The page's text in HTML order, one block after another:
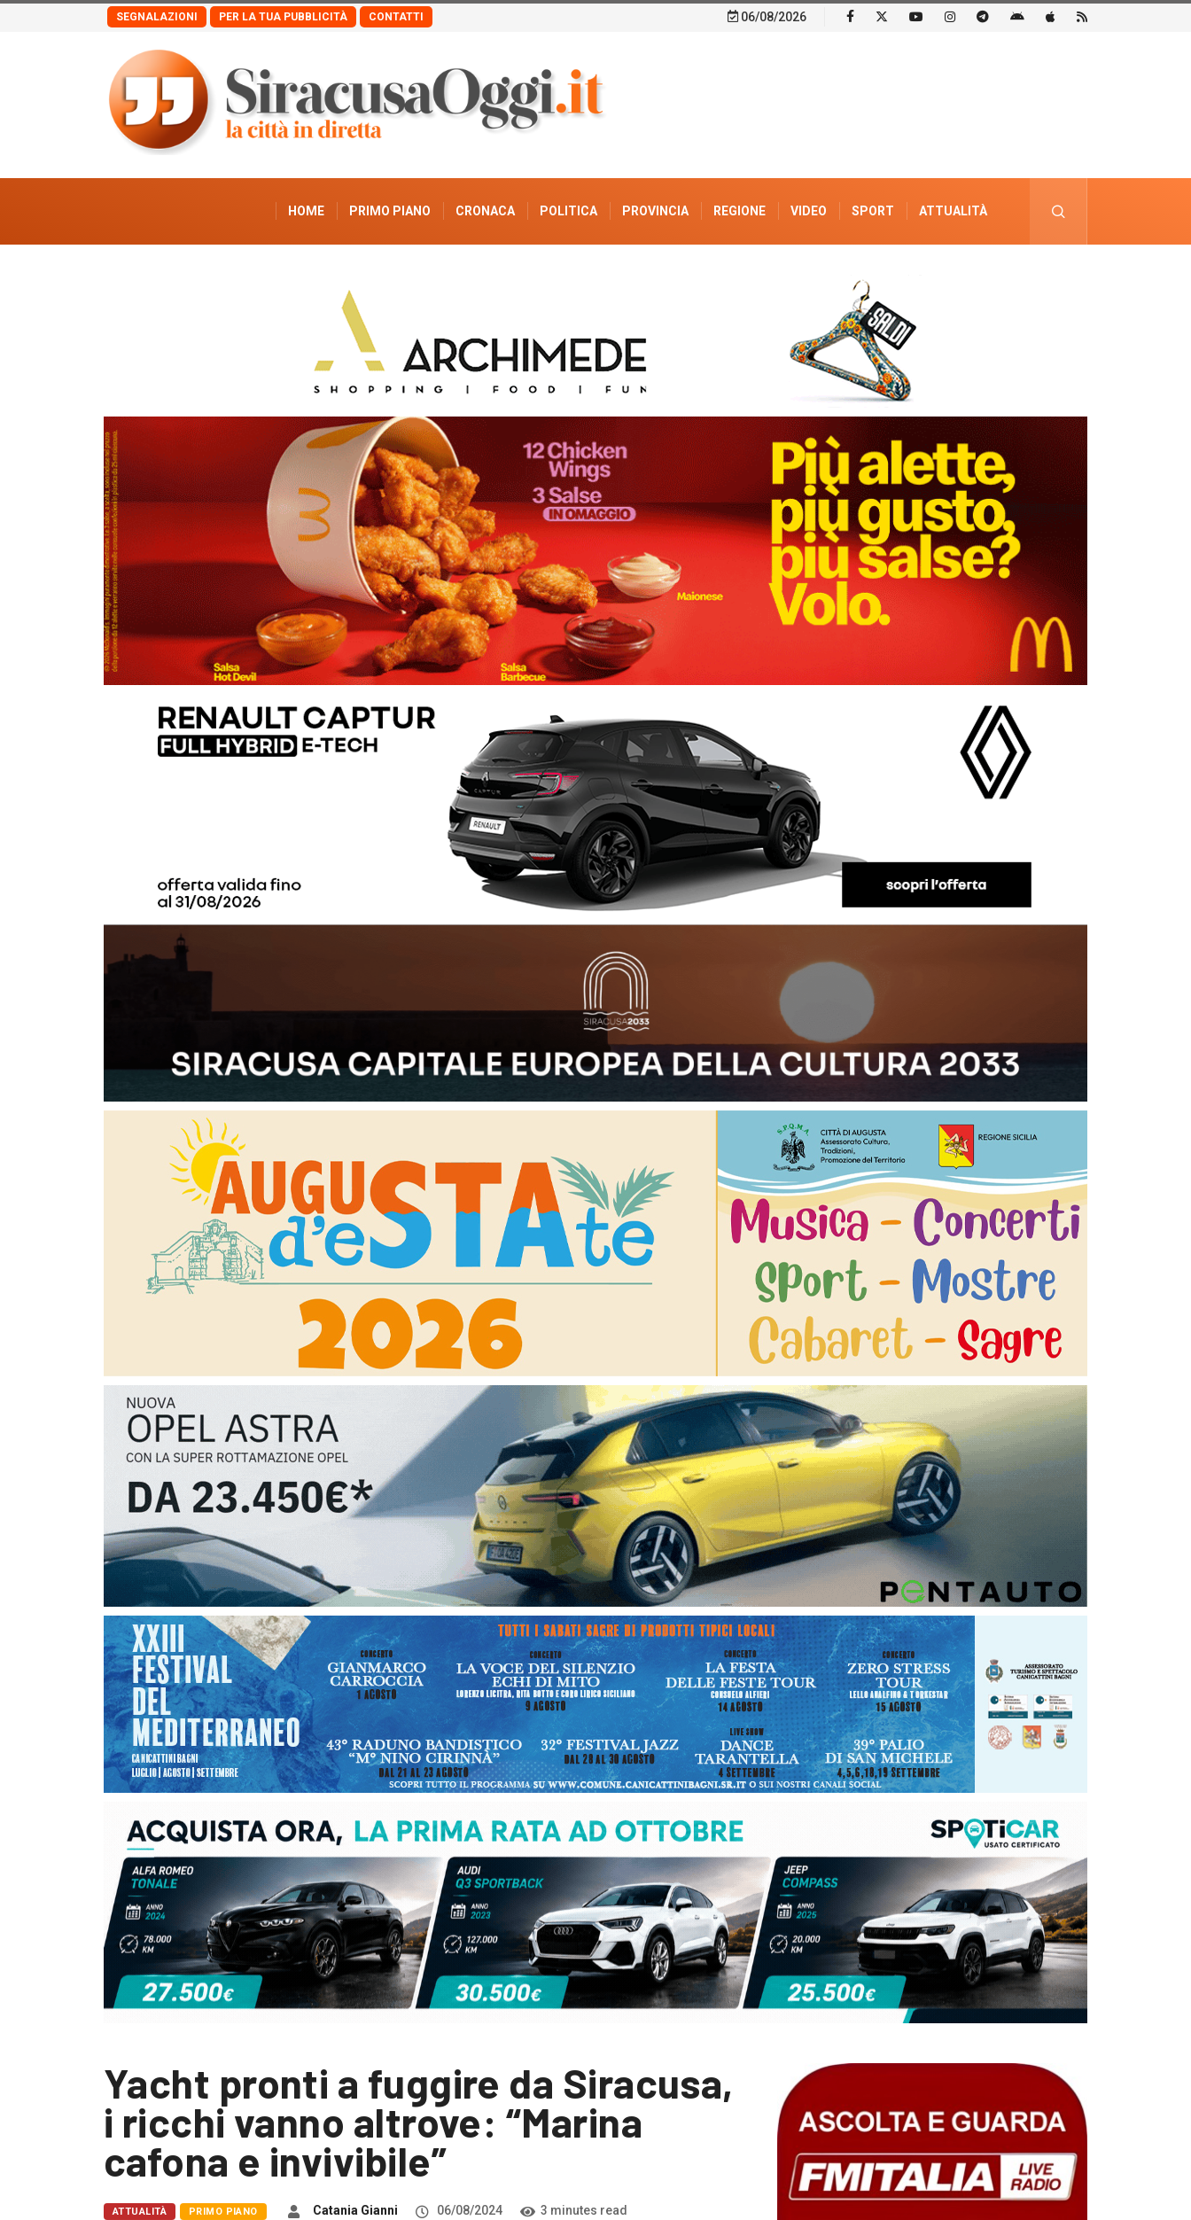
SEGNALAZIONI PER LA TUA PUBBLICITÀ CONTATTI 06/08/2026
HOME PRIMO PIANO CRONACA POLITICA PROVINCIA REGIONE VIDEO SPORT ATTUALITÀ
PUBBLICITÀ ELETTORALE
Yacht pronti a fuggire da Siracusa,
i ricchi vanno altrove: “Marina
cafona e invivibile”
ATTUALITÀ PRIMO PIANO Catania Gianni 06/08/2024 3 minutes read